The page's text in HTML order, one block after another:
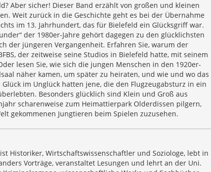
Aber sicher! Dieser Band erzählt von großen und kleinen
Weit zurück in die Geschichte geht es bei der Übernahme
im 13. Jahrhundert, das für Bielefeld ein Glücksgriff war.
der 1980er-Jahre gehört dagegen zu den glücklichsten
der jüngeren Vergangenheit. Erfahren Sie, warum der
der zeitweise seine Studios in Bielefeld hatte, mit seinem
lesen Sie, wie sich die jungen Menschen in den 1920er-
näher kamen, um später zu heiraten, und wie und wo das
im Unglück hatten jene, die den Flugzeugabsturz in ein
Besonders glücklich sind Klein und Groß aus
scharenweise zum Heimattierpark Olderdissen pilgern,
gekommenen Jungtieren beim Spielen zuzusehen.
Historiker, Wirtschaftswissenschaftler und Soziologe, lebt in
Vorträge, veranstaltet Lesungen und lehrt an der Uni.